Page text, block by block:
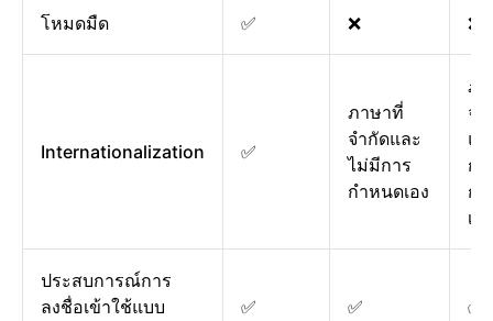
โหมดมืด ✅ ❌ ❌
Internationalization ✅
ภาษาที่
จำกัดและ
ไม่มีการ
กำหนดเอง
ภ
จำ
แ
กา
ก
เอง
ประสบการณ์การ
ลงชื่อเข้าใช้แบบ
✅ ✅ ✅